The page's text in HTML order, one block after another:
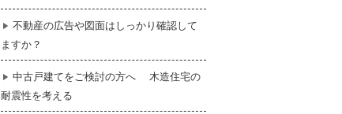
不動産の広告や図面はしっかり確認して
ますか？
中古戸建てをご検討の方へ 木造住宅の
耐震性を考える